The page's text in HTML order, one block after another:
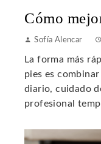
Cómo
Sofía Alencar
La forma más
pies es
diario, cuidado
profesional